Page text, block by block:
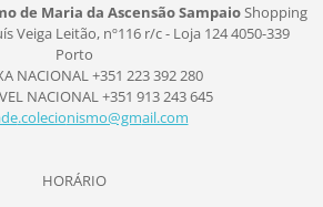
de Maria da Ascensão SampaioShopping
Veiga Leitão, nº116r/c - Loja 1244050-339
Porto
NACIONAL +351 223 392 280
NACIONAL +351 913 243 645
.colecionismo@gmail.com
HORÁRIO